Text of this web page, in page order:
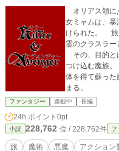
オリアス領に
女ミャムは、暴
けられた。 旅
霊のクラスラー
その、目的
つけ込む魔族
体を得て蘇った魔族。 孤独な復讐劇と血塗
まる。
ファンタジー 連載中 長編
24h.ポイント 0pt
小説 228,762 位 / 228,762件 フ
旅 魔術 悪魔 アクション